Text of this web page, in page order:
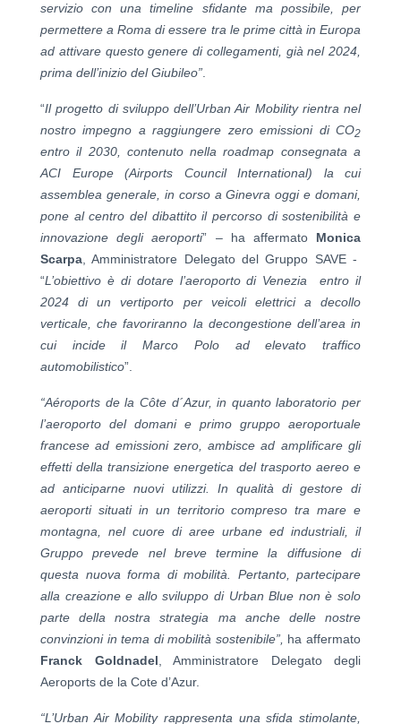
servizio con una timeline sfidante ma possibile, per
permettere a Roma di essere tra le prime città in Europa
ad attivare questo genere di collegamenti, già nel 2024,
prima dell’inizio del Giubileo”
“Il progetto di sviluppo dell’Urban Air Mobility rientra nel
nostro impegno a raggiungere zero emissioni di CO2
entro il 2030, contenuto nella roadmap consegnata a
ACI Europe (Airports Council International) la cui
assemblea generale, in corso a Ginevra oggi e domani,
pone al centro del dibattito il percorso di sostenibilità e
innovazione degli aeroporti” – ha affermato Monica
Scarpa , Amministratore Delegato del Gruppo SAVE -
“L’obiettivo è di dotare l’aeroporto di Venezia entro il
2024 di un vertiporto per veicoli elettrici a decollo
verticale, che favoriranno la decongestione dell’area in
cui incide il Marco Polo ad elevato traffico
automobilistico”.
“Aéroports de la Côte d´Azur, in quanto laboratorio per
l’aeroporto del domani e primo gruppo aeroportuale
francese ad emissioni zero, ambisce ad amplificare gli
effetti della transizione energetica del trasporto aereo e
ad anticiparne nuovi utilizzi. In qualità di gestore di
aeroporti situati in un territorio compreso tra mare e
montagna, nel cuore di aree urbane ed industriali, il
Gruppo prevede nel breve termine la diffusione di
questa nuova forma di mobilità. Pertanto, partecipare
alla creazione e allo sviluppo di Urban Blue non è solo
parte della nostra strategia ma anche delle nostre
convinzioni in tema di mobilità sostenibile”, ha affermato
Franck Goldnadel , Amministratore Delegato degli
Aeroports de la Cote d’Azur.
“L’Urban Air Mobility rappresenta una sfida stimolante,